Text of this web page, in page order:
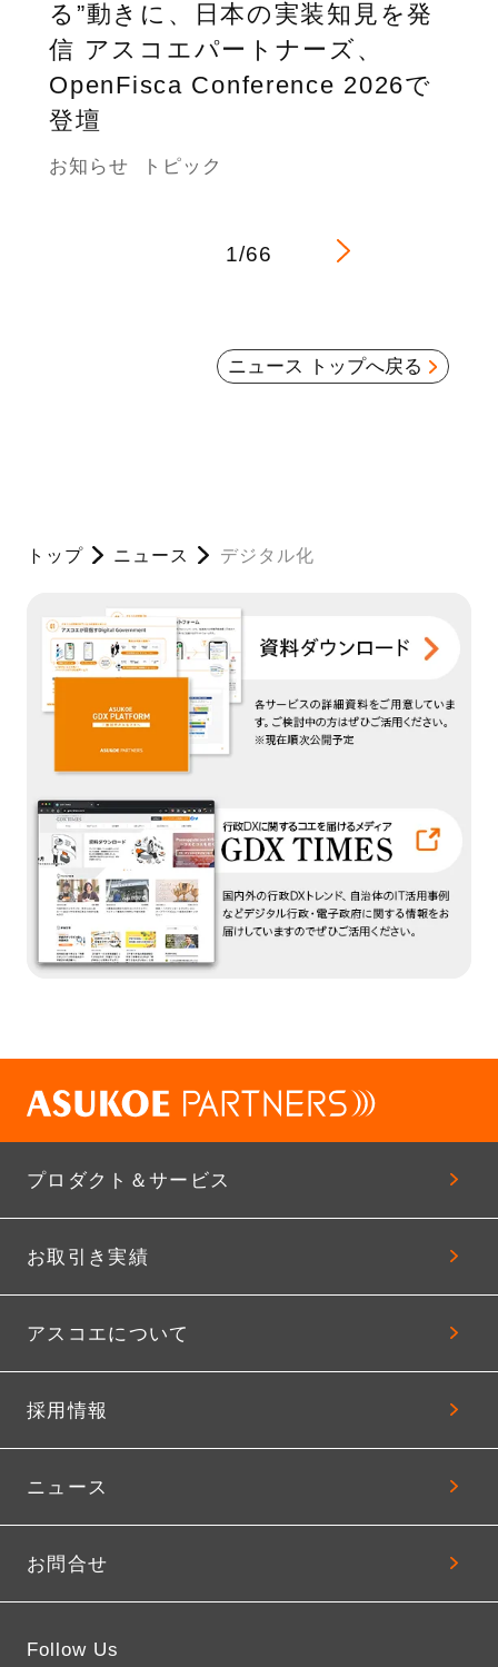
る”動きに、日本の実装知見を発
信 アスコエパートナーズ、
OpenFisca Conference 2026で
登壇
お知らせ トピック
1/66
ニュース トップへ戻る
トップ ニュース デジタル化
プロダクト＆サービス
お取引き実績
アスコエについて
採用情報
ニュース
お問合せ
Follow Us